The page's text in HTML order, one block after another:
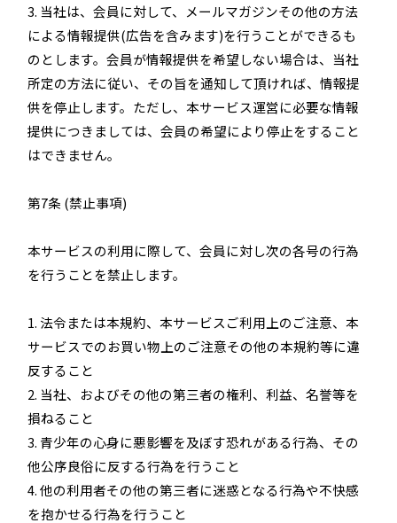
3. 当社は、会員に対して、メールマガジンその他の方法
による情報提供(広告を含みます)を行うことができるも
のとします。会員が情報提供を希望しない場合は、当社
所定の方法に従い、その旨を通知して頂ければ、情報提
供を停止します。ただし、本サービス運営に必要な情報
提供につきましては、会員の希望により停止をすること
はできません。
第7条 (禁止事項)
本サービスの利用に際して、会員に対し次の各号の行為
を行うことを禁止します。
1. 法令または本規約、本サービスご利用上のご注意、本
サービスでのお買い物上のご注意その他の本規約等に違
反すること
2. 当社、およびその他の第三者の権利、利益、名誉等を
損ねること
3. 青少年の心身に悪影響を及ぼす恐れがある行為、その
他公序良俗に反する行為を行うこと
4. 他の利用者その他の第三者に迷惑となる行為や不快感
を抱かせる行為を行うこと